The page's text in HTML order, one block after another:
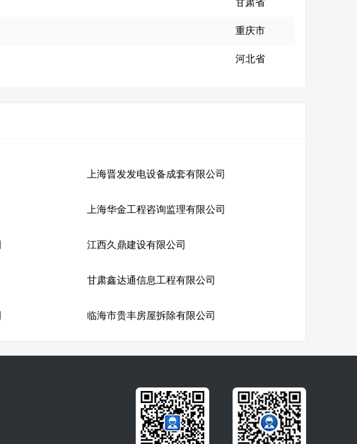
甘肃省
重庆市
河北省
上海晋发发电设备成套有限公司
上海华金工程咨询监理有限公司
江西久鼎建设有限公司
甘肃鑫达通信息工程有限公司
临海市贵丰房屋拆除有限公司